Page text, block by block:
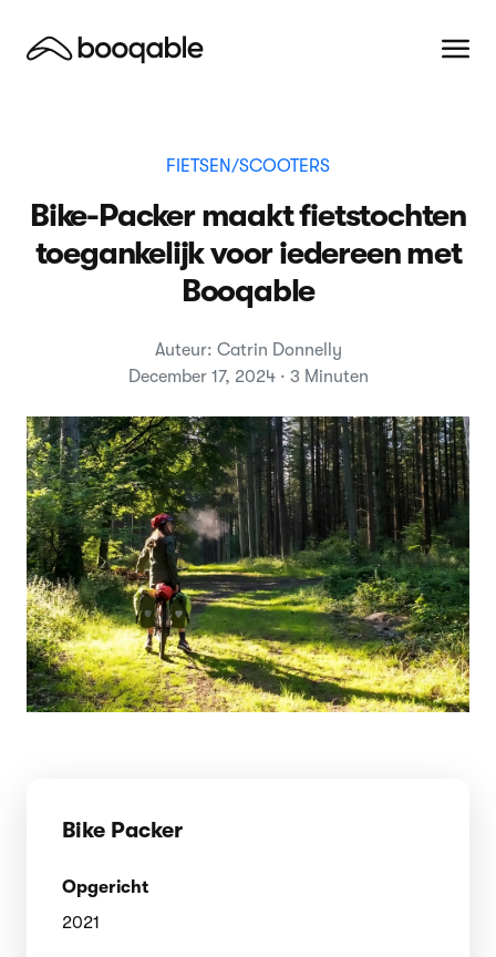
FIETSEN/SCOOTERS
Bike-Packer maakt fietstochten
toegankelijk voor iedereen met
Booqable
Auteur: Catrin Donnelly
December 17, 2024 · 3 Minuten
Bike Packer
Opgericht
2021